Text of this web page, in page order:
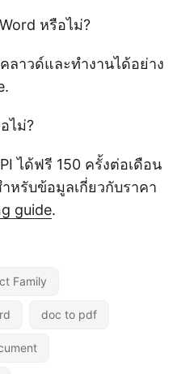
หรือไม่?
ลาวด์และทำงานได้อย่าง
ไม่?
ได้ฟรี 150 ครั้งต่อเดือน
ำหรับข้อมูลเกี่ยวกับราคา
guide.
Family
doc to pdf